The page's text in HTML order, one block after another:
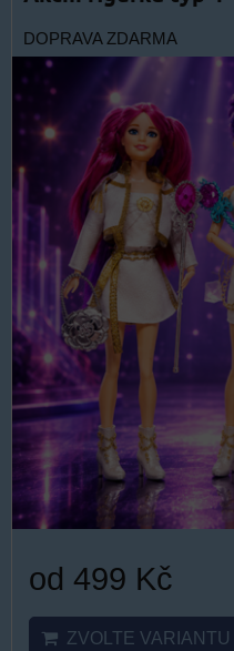
DOPRAVA ZDARMA
od 499 Kč
ZVOLTE VARIANTU